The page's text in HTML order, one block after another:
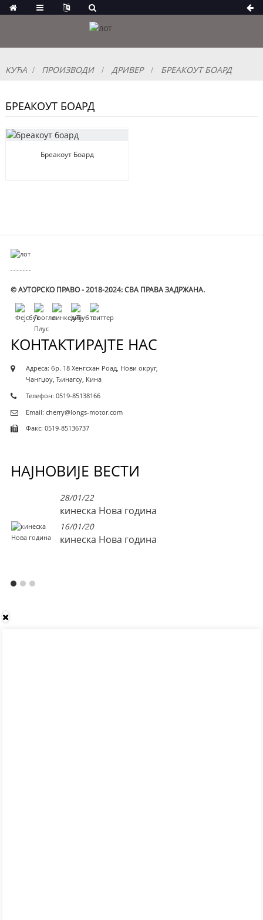
КУЋА ПРОИЗВОДИ ДРИВЕР БРЕАКОУТ БОАРД
БРЕАКОУТ БОАРД
Бреакоут Боард
© АУТОРСКО ПРАВО - 2018-2024: СВА ПРАВА ЗАДРЖАНА.
КОНТАКТИРАЈТЕ НАС
Адреса: бр. 18 Хенгсхан Роад, Нови округ,
Чангџоу, Ђинагсу, Кина
Телефон: 0519-85138166
Email: cherry@longs-motor.com
Факс: 0519-85136737
НАЈНОВИЈЕ ВЕСТИ
28/01/22
кинеска Нова година
16/01/20
кинеска Нова година